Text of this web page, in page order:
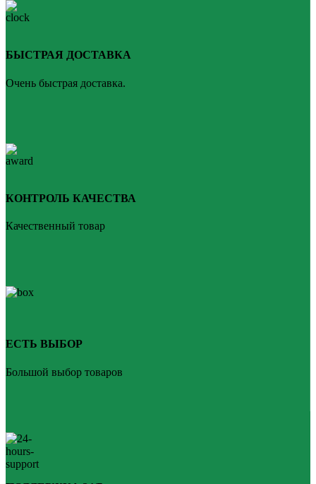
БЫСТРАЯ ДОСТАВКА
Очень быстрая доставка.
КОНТРОЛЬ КАЧЕСТВА
Качественный товар
ЕСТЬ ВЫБОР
Большой выбор товаров